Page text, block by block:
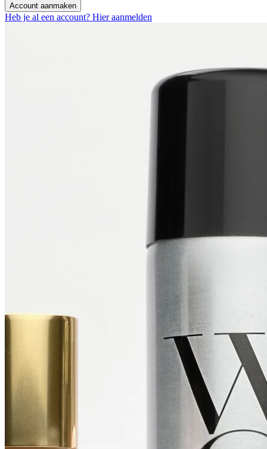
Account aanmaken
Heb je al een account? Hier aanmelden